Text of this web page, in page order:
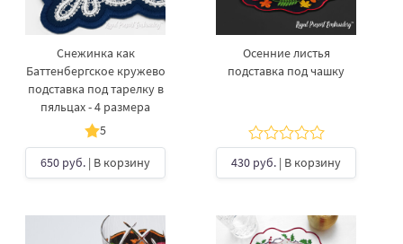
Снежинка как
Баттенбергское кружево
подставка под тарелку в
пяльцах - 4 размера
5
650 руб. | В корзину
Осенние листья
подставка под чашку
430 руб. | В корзину